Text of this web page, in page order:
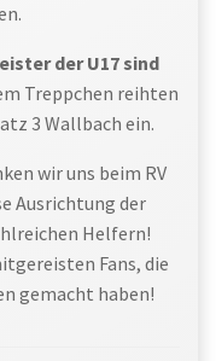
der U17 sind
Treppchen reihten
3 Wallbach ein.
wir uns beim RV
Ausrichtung der
Helfern!
Fans, die
gemacht haben!